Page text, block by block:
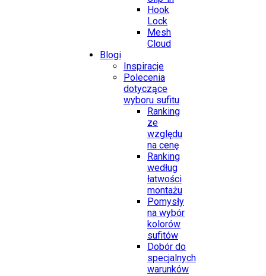
Hook
Lock
Mesh
Cloud
Blogi
Inspiracje
Polecenia
dotyczące
wyboru sufitu
Ranking
ze
względu
na cenę
Ranking
według
łatwości
montażu
Pomysły
na wybór
kolorów
sufitów
Dobór do
specjalnych
warunków